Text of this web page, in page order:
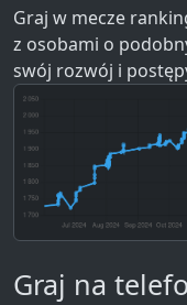
Graj w mecze
z osobami o
swój rozwój i
Graj na